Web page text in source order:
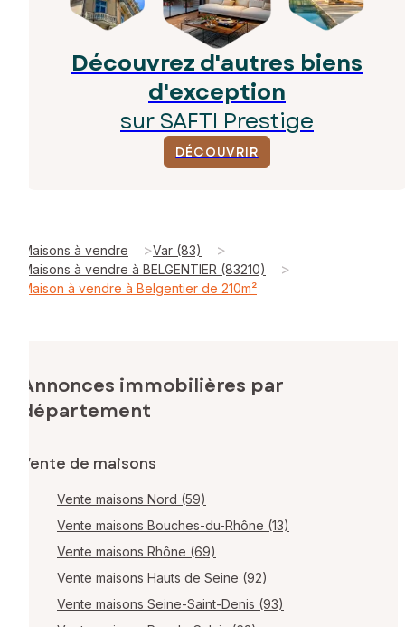
Découvrez d'autres biens
d'exception
sur SAFTI Prestige
DÉCOUVRIR
Maisons à vendre >Var (83) >
Maisons à vendre à BELGENTIER (83210) >
Maison à vendre à Belgentier de 210m²
Annonces immobilières par
département
Vente de maisons
Vente maisons Nord (59)
Vente maisons Bouches-du-Rhône (13)
Vente maisons Rhône (69)
Vente maisons Hauts de Seine (92)
Vente maisons Seine-Saint-Denis (93)